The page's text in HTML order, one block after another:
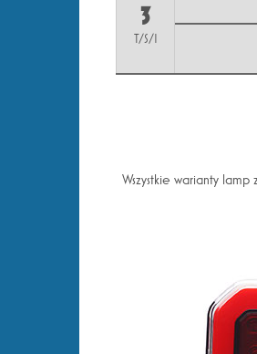
3
T/S/I
Wszystkie warianty